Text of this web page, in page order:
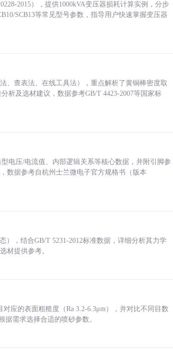
2015），提供1000kVA变压器损耗计算实例，分步
SCB13等常见型号参数，指导用户快速掌握变压器
、查表法、在线工具法），重点解析了黄铜棒密度取
析及选材建议，数据参考GB/T 4423-2007等国家标
电压/电流值、内部逻辑关系等核心数据，并附引脚参
数据参考自杭州士兰微电子官方规格书（版本
），结合GB/T 5231-2012标准数据，详细分析其力学
材提供参考。
应的表面粗糙度（Ra 3.2-6.3μm），并对比不同目数
据需求选择合适的喷砂参数。